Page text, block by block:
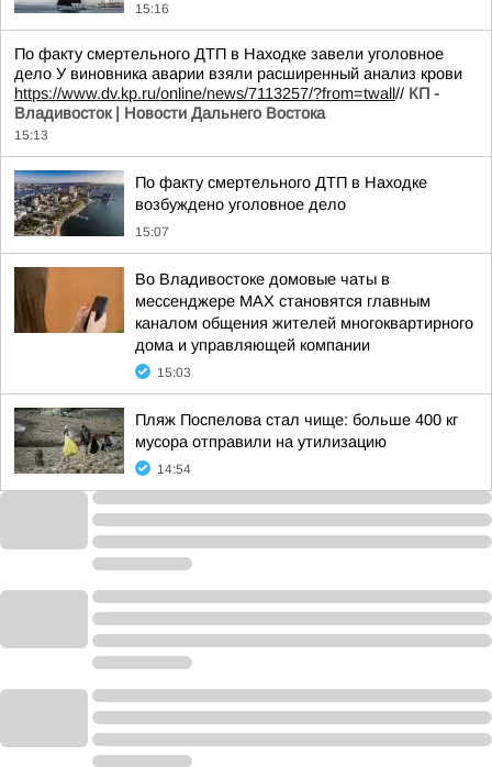
15:16
По факту смертельного ДТП в Находке завели уголовное
дело У виновника аварии взяли расширенный анализ крови
https://www.dv.kp.ru/online/news/7113257/?from=twall// КП -
Владивосток | Новости Дальнего Востока
15:13
По факту смертельного ДТП в Находке
возбуждено уголовное дело
15:07
Во Владивостоке домовые чаты в
мессенджере МАХ становятся главным
каналом общения жителей многоквартирного
дома и управляющей компании
15:03
Пляж Поспелова стал чище: больше 400 кг
мусора отправили на утилизацию
14:54